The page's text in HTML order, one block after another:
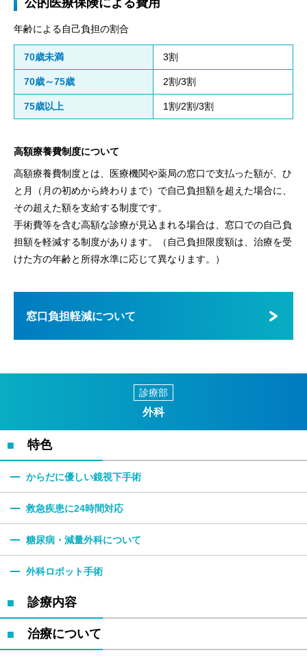
年齢による自己負担の割合
70歳未満 3割
70歳～75歳 2割/3割
75歳以上 1割/2割/3割
高額療養費制度について
高額療養費制度とは、医療機関や薬局の窓口で支払った額が、ひ
と月（月の初めから終わりまで）で自己負担額を超えた場合に、
その超えた額を支給する制度です。
手術費等を含む高額な診療が見込まれる場合は、窓口での自己負
担額を軽減する制度があります。（自己負担限度額は、治療を受
けた方の年齢と所得水準に応じて異なります。）
窓口負担軽減について
診療部
外科
特色
からだに優しい鏡視下手術
救急疾患に24時間対応
糖尿病・減量外科について
外科ロボット手術
診療内容
治療について